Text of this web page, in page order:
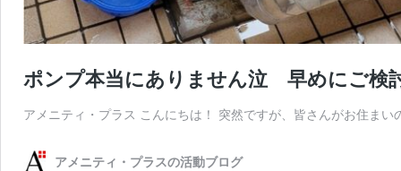
ポンプ本当にありません泣 早めにご検
アメニティ・プラス こんにちは！ 突然ですが、皆さんがお住ま
アメニティ・プラスの活動ブログ